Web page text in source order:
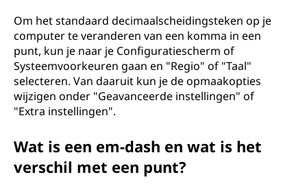
Om het standaard decimaalscheidingsteken op je
computer te veranderen van een komma in een
punt, kun je naar je Configuratiescherm of
Systeemvoorkeuren gaan en "Regio" of "Taal"
selecteren. Van daaruit kun je de opmaakopties
wijzigen onder "Geavanceerde instellingen" of
"Extra instellingen".
Wat is een em-dash en wat is het
verschil met een punt?